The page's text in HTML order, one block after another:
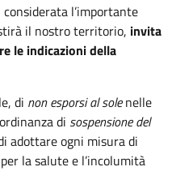
l’importante
il nostro territorio, invita
le indicazioni della
di non esporsi al solenelle
di sospensione del
adottare ogni misura di
la salute e l’incolumità